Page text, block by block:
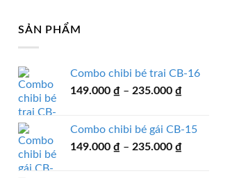
SẢN PHẨM
Combo chibi bé trai CB-16
149.000 ₫ – 235.000 ₫Khoảng
149.000
Combo chibi bé gái CB-15
149.000 ₫ – 235.000 ₫Khoảng